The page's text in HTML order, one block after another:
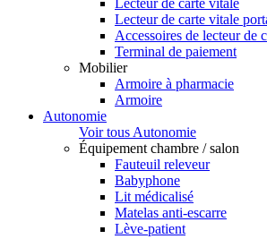
Lecteur de carte vitale
Lecteur de carte vitale
Accessoires de lecteur de
Terminal de paiement
Mobilier
Armoire à pharmacie
Armoire
Autonomie
Voir tous Autonomie
Équipement chambre / salon
Fauteuil releveur
Babyphone
Lit médicalisé
Matelas anti-escarre
Lève-patient